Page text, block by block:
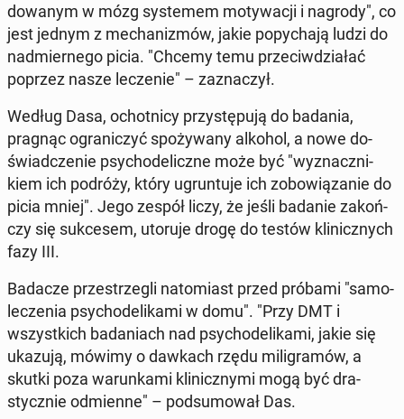
do­wa­nym w mózg sys­te­mem mo­ty­wa­cji i nagrody", co
jest jednym z me­cha­ni­zmów, jakie po­py­cha­ją ludzi do
nad­mier­ne­go picia. "Chcemy temu prze­ciw­dzia­łać
poprzez nasze le­cze­nie" – za­zna­czył.
Według Dasa, ochot­ni­cy przy­stę­pu­ją do badania,
pragnąc ogra­ni­czyć spo­ży­wa­ny alkohol, a nowe do­
świad­cze­nie psy­cho­de­licz­ne może być "wy­znacz­ni­
kiem ich podróży, który ugrun­tu­je ich zo­bo­wią­za­nie do
picia mniej". Jego zespół liczy, że jeśli badanie za­koń­
czy się suk­ce­sem, utoruje drogę do testów kli­nicz­nych
fazy III.
Badacze prze­strze­gli na­to­miast przed próbami "sa­mo­
le­cze­nia psy­cho­de­li­ka­mi w domu". "Przy DMT i
wszyst­kich ba­da­niach nad psy­cho­de­li­ka­mi, jakie się
ukazują, mówimy o dawkach rzędu mi­li­gra­mów, a
skutki poza wa­run­ka­mi kli­nicz­ny­mi mogą być dra­
stycz­nie od­mien­ne" – pod­su­mo­wał Das.